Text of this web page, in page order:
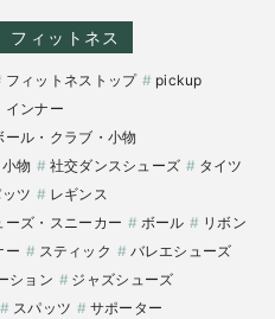
フィットネス
フィットネストップ
pickup
インナー
ール・クラブ・小物
物
社交ダンスシューズ
タイツ
ツ
レギンス
ーズ・スニーカー ボール
リボン
ー スティック
バレエシューズ
ション
ジャズシューズ
スパッツ
サポーター